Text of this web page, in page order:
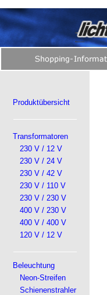
Produktübersicht
Transformatoren
230 V / 12 V
230 V / 24 V
230 V / 42 V
230 V / 110 V
230 V / 230 V
400 V / 230 V
400 V / 400 V
120 V / 12 V
Beleuchtung
Neon-Streifen
Schienenstrahler